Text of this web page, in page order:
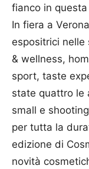
fianco in questa
In fiera a
espositrici
& wellness,
sport, taste
state quattro le
small e
per tutta la
edizione di
novità